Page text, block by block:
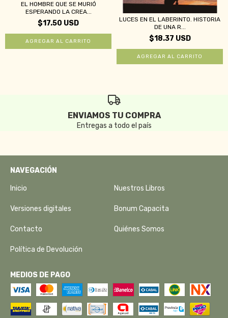
EL HOMBRE QUE SE MURIÓ
ESPERANDO LA CREA...
$17.50 USD
LUCES EN EL LABERINTO. HISTORIA
DE UNA R...
$18.37 USD
ENVIAMOS TU COMPRA
Entregas a todo el país
NAVEGACIÓN
Inicio Nuestros Libros
Versiones digitales Bonum Capacita
Contacto Quiénes Somos
Política de Devolución
MEDIOS DE PAGO